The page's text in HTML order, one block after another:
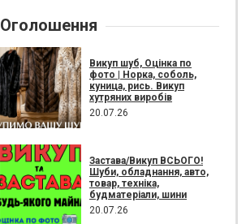
Оголошення
Викуп шуб, Оцінка по
фото | Норка, соболь,
куница, рись. Викуп
хутряних виробів
20.07.26
Застава/Викуп ВСЬОГО!
Шуби, обладнання, авто,
товар, техніка,
будматеріали, шини
20.07.26